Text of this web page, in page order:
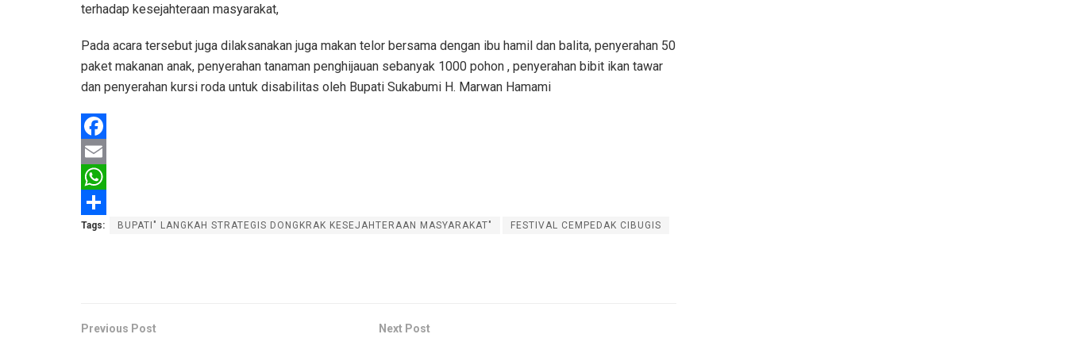
terhadap kesejahteraan masyarakat,
Pada acara tersebut juga dilaksanakan juga makan telor bersama dengan ibu hamil dan balita, penyerahan 50
paket makanan anak, penyerahan tanaman penghijauan sebanyak 1000 pohon , penyerahan bibit ikan tawar
dan penyerahan kursi roda untuk disabilitas oleh Bupati Sukabumi H. Marwan Hamami
F
a
c
e
k
E
m
a
W
h
A
S
e
Tags: BUPATI" LANGKAH STRATEGIS DONGKRAK KESEJAHTERAAN MASYARAKAT" FESTIVAL CEMPEDAK CIBUGIS
Previous Post Next Post